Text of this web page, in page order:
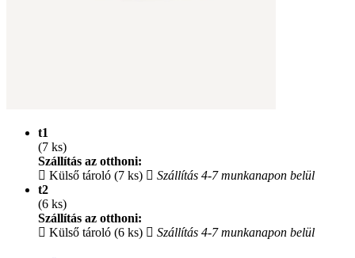
t1
(7 ks)
Szállítás az otthoni:
Külső tároló (7 ks)
Szállítás 4-7 munkanapon belül
t2
(6 ks)
Szállítás az otthoni:
Külső tároló (6 ks)
Szállítás 4-7 munkanapon belül